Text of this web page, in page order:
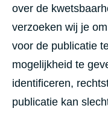
over de
verzoeken wij je
voor de publicatie
mogelijkheid te
identificeren,
publicatie kan